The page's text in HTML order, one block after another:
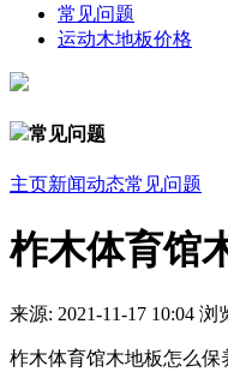
常见问题
运动木地板价格
常见问题
主页新闻动态常见问题
柞木体育馆
来源: 2021-11-17 10:04 浏
柞木体育馆木地板怎么